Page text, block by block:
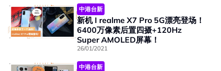
中港台新
新机 I realme X7 Pro 5G漂亮登场！
6400万像素后置四摄+120Hz
Super AMOLED屏幕！
26/01/2021
中港台新